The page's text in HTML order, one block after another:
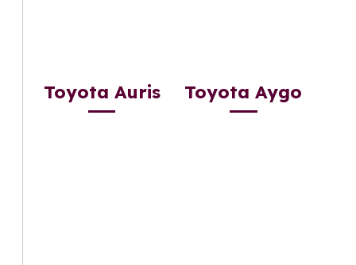
Toyota Auris Toyota Aygo